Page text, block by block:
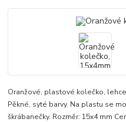
Oranžové, plastové kolečko,
Pěkné, syté barvy. Na plastu se
škrábanečky. Rozměr: 15x4 mm